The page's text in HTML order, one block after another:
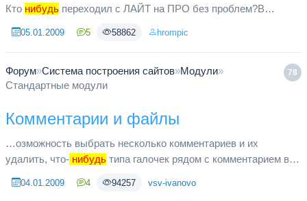
Кто нибудь переходил с ЛАЙТ на ПРО без проблем?В
ПРО версии? Подска...
05.01.2009 5 58862 hrompic
78
Форум»Система построения сайтов»Модули»
Стандартные модули
Комментарии и файлы
…озможность выбрать несколько комментариев и их
удалить, что- нибудь типа галочек рядом с комментарием в
старом форуме, давно...
04.01.2009 4 94257 vsv-ivanovo